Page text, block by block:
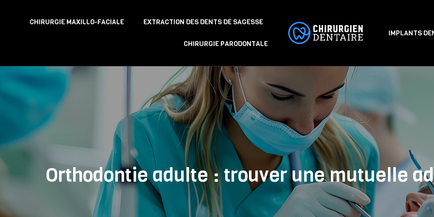
EXTRACTION DES DENTS DE SAGESSE
CHIRURGIE MAXILLO-FACIALE
CHIRURGIE PARODONTALE
IMPLANTS
Orthodontie adulte : trouver une mutuelle